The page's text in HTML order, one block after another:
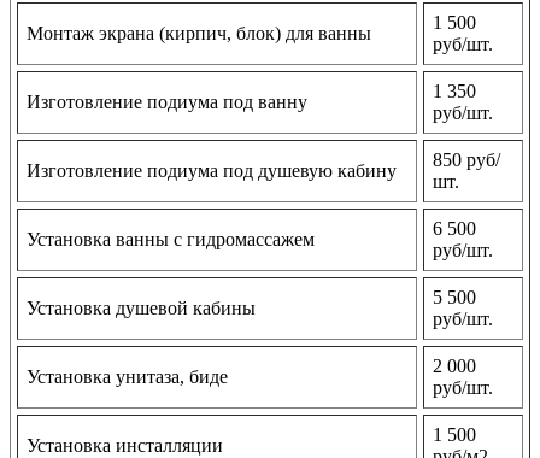
Монтаж экрана (кирпич, блок) для ванны
1 500
руб/шт.
Изготовление подиума под ванну
1 350
руб/шт.
Изготовление подиума под душевую кабину
850 руб/
шт.
Установка ванны с гидромассажем
6 500
руб/шт.
Установка душевой кабины
5 500
руб/шт.
Установка унитаза, биде
2 000
руб/шт.
Установка инсталляции
1 500